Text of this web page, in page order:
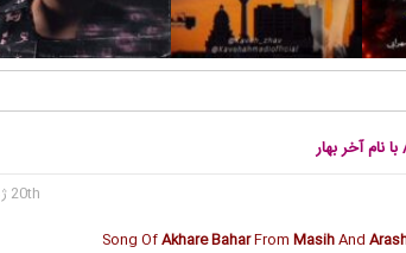
20th ژوئن 2024
Song OfAkhare BaharFromMasihAnd